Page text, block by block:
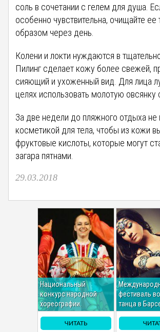
соль в сочетании с гелем для душа.
особенно чувствительна, очищайте ее
образом через день.
Колени и локти нуждаются в
Пилинг сделает кожу более свежей,
сияющий и ухоженный вид. Для лица
целях использовать молотую овсянку
За две недели до пляжного отдыха не
косметикой для тела, чтобы из кожи
фруктовые кислоты, которые могут
загара пятнами.
29.03.2018
Национальный
конкурс народной
хореографии.
ЧИТАТЬ
фестиваль
танца в